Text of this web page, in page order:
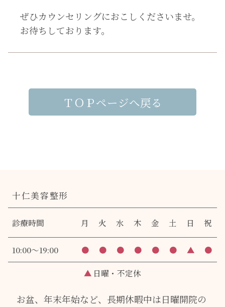
ぜひカウンセリングにおこしくださいませ。
お待ちしております。
ＴＯＰページへ戻る
十仁美容整形
診療時間 月 火 水 木 金 土 日 祝
10:00～19:00 ● ● ● ● ● ● ▲ ●
▲ 日曜・不定休
お盆、年末年始など、長期休暇中は日曜開院の